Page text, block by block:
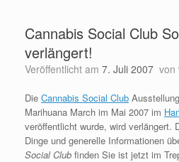
Cannabis Social Club
verlängert!
Veröffentlicht am 7. Juli 2007 von
Die Cannabis Social Club
Marihuana March im Mai 2007 im
veröffentlicht wurde, wird verlängert.
Dinge und generelle Informationen
Social Club finden Sie ist jetzt im